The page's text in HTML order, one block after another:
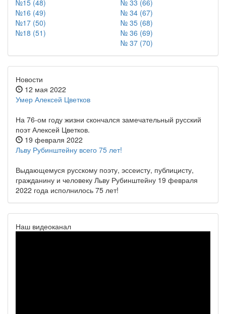
№15 (48)
№16 (49)
№17 (50)
№18 (51)
№ 33 (66)
№ 34 (67)
№ 35 (68)
№ 36 (69)
№ 37 (70)
Новости
12 мая 2022
Умер Алексей Цветков
На 76-ом году жизни скончался замечательный русский
поэт Алексей Цветков.
19 февраля 2022
Льву Рубинштейну всего 75 лет!
Выдающемуся русскому поэту, эссеисту, публицисту,
гражданину и человеку Льву Рубинштейну 19 февраля
2022 года исполнилось 75 лет!
Наш видеоканал